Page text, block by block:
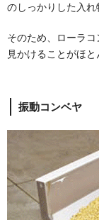
のしっかりした入れ
そのため、ローラ
見かけることがほと
振動コンベヤ